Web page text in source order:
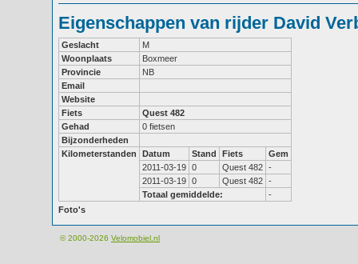
Eigenschappen van rijder David
Geslacht
M
Woonplaats
Boxmeer
Provincie
NB
Email
Website
Fiets
Quest 482
Gehad
0 fietsen
Bijzonderheden
Kilometerstanden
Datum Stand Fiets
Gem
2011-03-19 0 Quest 482 -
2011-03-19 0 Quest 482 -
Totaal gemiddelde:
-
Foto's
© 2000-2026 Velomobiel.nl